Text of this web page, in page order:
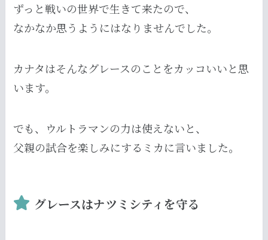
ずっと戦いの世界で生きて来たので、
なかなか思うようにはなりませんでした。
カナタはそんなグレースのことをカッコいいと思
います。
でも、ウルトラマンの力は使えないと、
父親の試合を楽しみにするミカに言いました。
グレースはナツミシティを守る